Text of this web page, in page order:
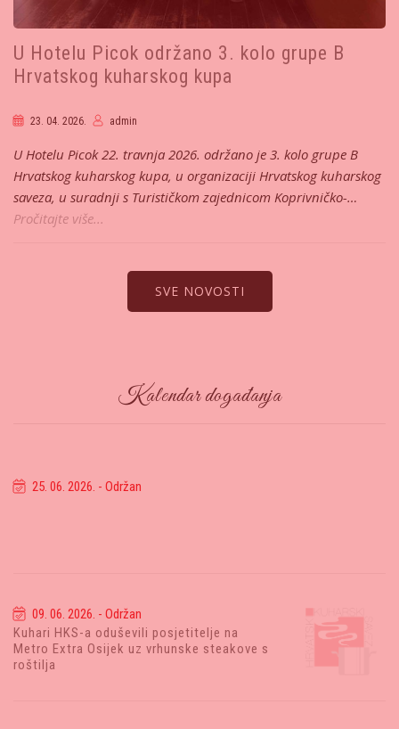
U Hotelu Picok održano 3. kolo grupe B
Hrvatskog kuharskog kupa
23. 04. 2026. admin
U Hotelu Picok 22. travnja 2026. održano je 3. kolo grupe B
Hrvatskog kuharskog kupa, u organizaciji Hrvatskog kuharskog
saveza, u suradnji s Turističkom zajednicom Koprivničko-…
Pročitajte više...
SVE NOVOSTI
Kalendar događanja
25. 06. 2026. - Održan
09. 06. 2026. - Održan
Kuhari HKS-a oduševili posjetitelje na
Metro Extra Osijek uz vrhunske steakove s
roštilja